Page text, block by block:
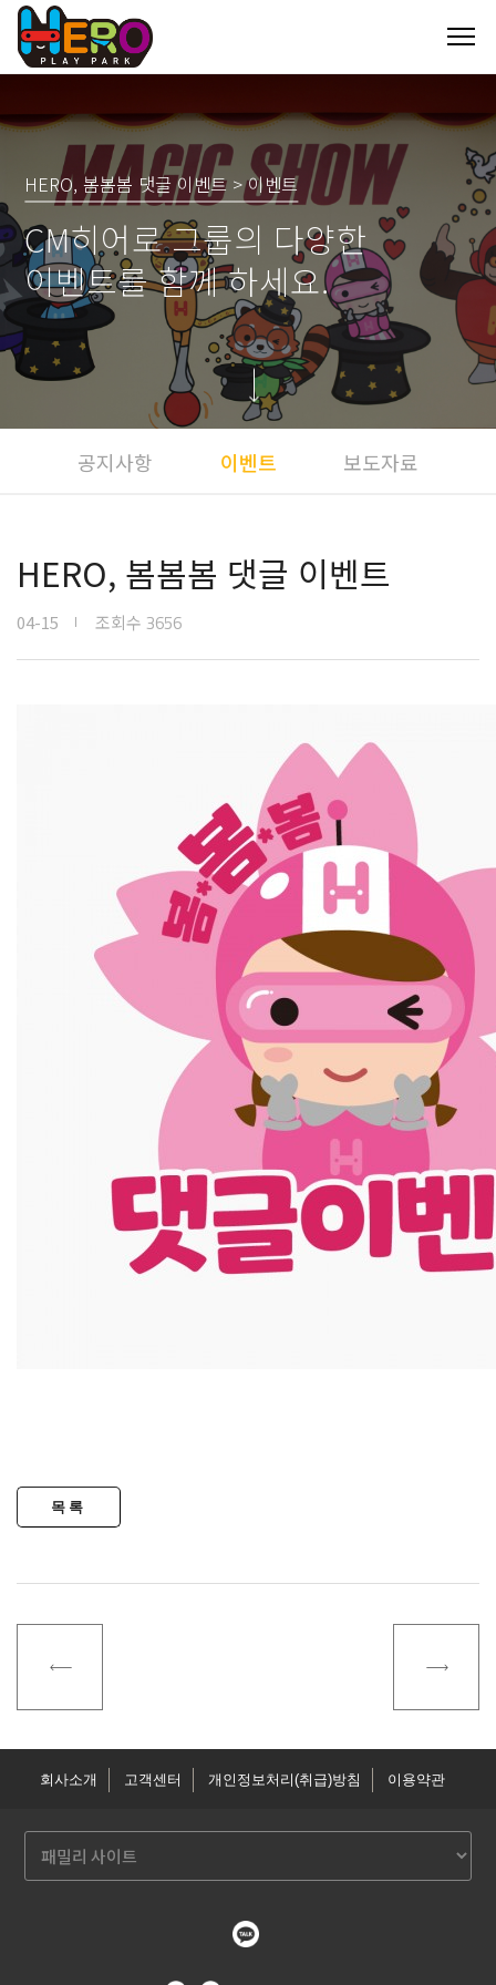
HERO, 봄봄봄 댓글 이벤트 > 이벤트
CM히어로 그룹의 다양한
이벤트를 함께 하세요.
공지사항 이벤트 보도자료
HERO, 봄봄봄 댓글 이벤트
04-15 조회수 3656
회사소개 고객센터 개인정보처리(취급)방침 이용약관